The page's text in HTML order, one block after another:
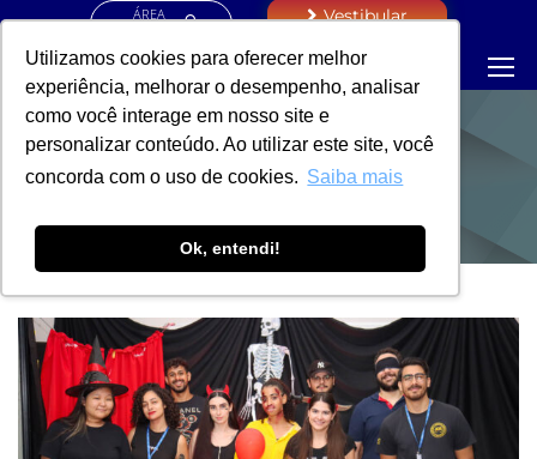
Utilizamos cookies para oferecer melhor
experiência, melhorar o desempenho, analisar
como você interage em nosso site e
personalizar conteúdo. Ao utilizar este site, você
concorda com o uso de cookies. Saiba mais
Ok, entendi!
ÁREA
Vestibular
NOTÍCIAS